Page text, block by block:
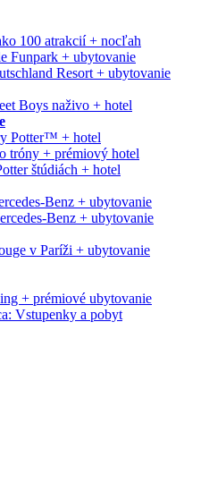
100 atrakcií + nocľah
Funpark + ubytovanie
Resort + ubytovanie
Boys naživo + hotel
Potter™ + hotel
tróny + prémiový hotel
štúdiách + hotel
Benz + ubytovanie
Benz + ubytovanie
v Paríži + ubytovanie
+ prémiové ubytovanie
Vstupenky a pobyt